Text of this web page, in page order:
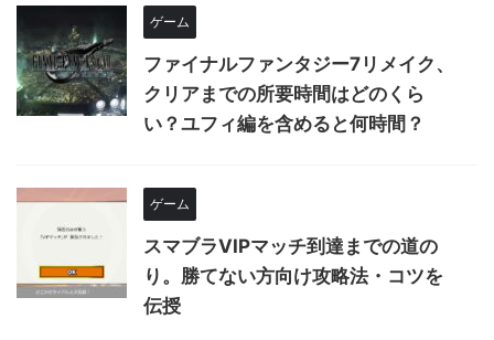
ゲーム
ファイナルファンタジー7リメイク、
クリアまでの所要時間はどのくら
い？ユフィ編を含めると何時間？
ゲーム
スマブラVIPマッチ到達までの道の
り。勝てない方向け攻略法・コツを
伝授